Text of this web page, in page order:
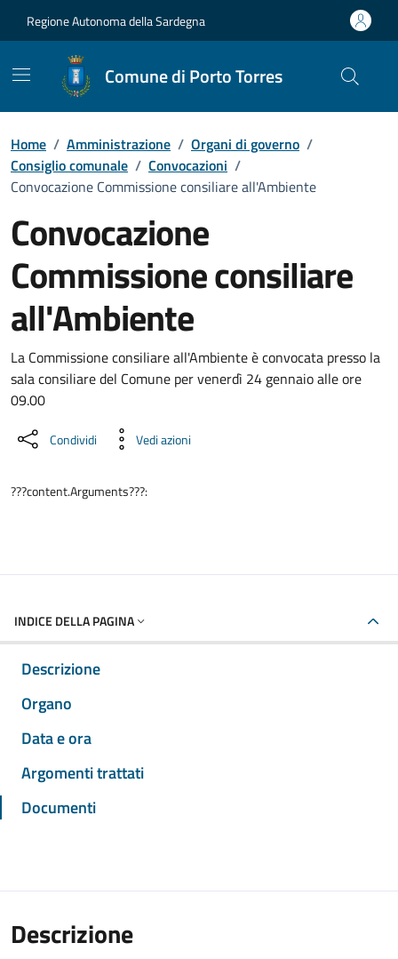
Regione Autonoma della Sardegna
Comune di Porto Torres
Home / Amministrazione / Organi di governo /
Consiglio comunale / Convocazioni /
Convocazione Commissione consiliare all'Ambiente
Convocazione
Commissione consiliare
all'Ambiente
???portal.DettaglioConvocazione???
La Commissione consiliare all'Ambiente è convocata presso la
sala consiliare del Comune per venerdì 24 gennaio alle ore
09.00
Condividi Vedi azioni
???content.Arguments???:
INDICE DELLA PAGINA
Descrizione
Organo
Data e ora
Argomenti trattati
Documenti
Descrizione